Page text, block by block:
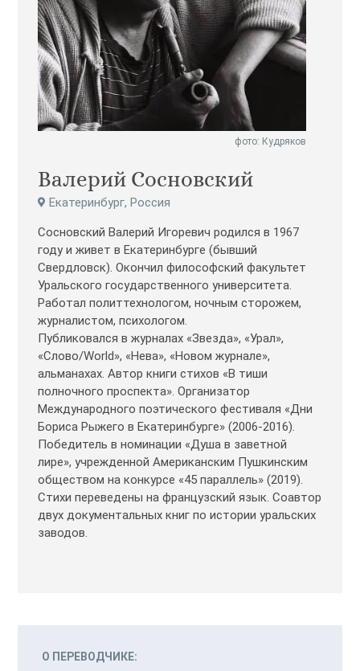
фото: Кудряков
Валерий Сосновский
Екатеринбург, Россия
Сосновский Валерий Игоревич родился в 1967
году и живет в Екатеринбурге (бывший
Свердловск). Окончил философский факультет
Уральского государственного университета.
Работал политтехнологом, ночным сторожем,
журналистом, психологом.
Публиковался в журналах «Звезда», «Урал»,
«Слово/World», «Нева», «Новом журнале»,
альманахах. Автор книги стихов «В тиши
полночного проспекта». Организатор
Международного поэтического фестиваля «Дни
Бориса Рыжего в Екатеринбурге» (2006-2016).
Победитель в номинации «Душа в заветной
лире», учрежденной Американским Пушкинским
обществом на конкурсе «45 параллель» (2019).
Стихи переведены на французский язык. Соавтор
двух документальных книг по истории уральских
заводов.
О ПЕРЕВОДЧИКЕ: